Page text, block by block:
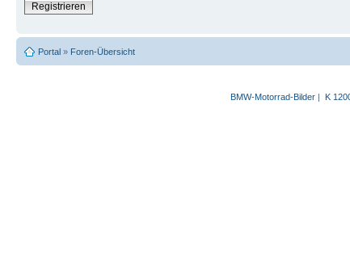
Registrieren
Portal » Foren-Übersicht
BMW-Motorrad-Bilder| K